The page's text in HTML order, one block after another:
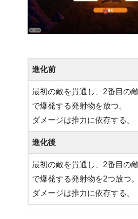
進化前
最初の敵を貫通し、2番目の
で爆発する発射物を放つ。
ダメージは推力に依存する。
進化後
最初の敵を貫通し、2番目の
で爆発する発射物を2つ放つ。
ダメージは推力に依存する。